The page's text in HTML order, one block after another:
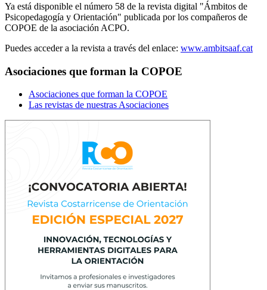
Ya está disponible el número 58 de la revista digital "Ámbitos de
Psicopedagogía y Orientación" publicada por los compañeros de
COPOE de la asociación ACPO.
Puedes acceder a la revista a través del enlace: www.ambitsaaf.cat
Asociaciones que forman la COPOE
Asociaciones que forman la COPOE
Las revistas de nuestras Asociaciones